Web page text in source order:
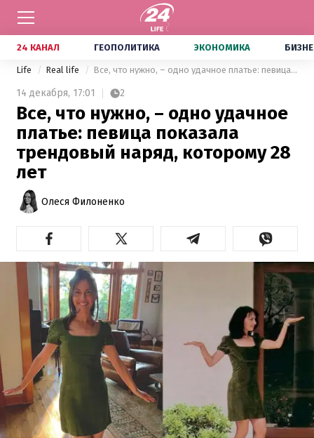
24 КАНАЛ ГЕОПОЛИТИКА ЭКОНОМИКА
Life Real life Все, что нужно, – одно удачное платье: певица показала трендовый наряд, которому 28 лет
14 декабря, 17:01 2
Все, что нужно, – одно удачное
платье: певица показала
трендовый наряд, которому 28
лет
Олеся Филоненко